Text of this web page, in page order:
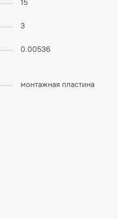
15
3
0.00536
монтажная пластина